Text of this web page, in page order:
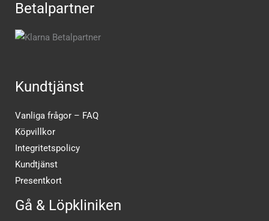
Betalpartner
Kundtjänst
Vanliga frågor – FAQ
Köpvillkor
Integritetspolicy
Kundtjänst
Presentkort
Gå & Löpkliniken